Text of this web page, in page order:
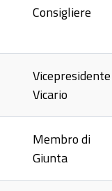
Consigliere
Vicepresidente
Vicario
Membro di
Giunta